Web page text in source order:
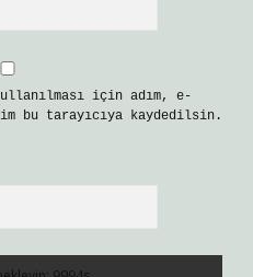
için adım, e-
bu tarayıcıya kaydedilsin.